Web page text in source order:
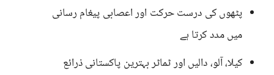
پٹھوں کی درست حرکت اور اعصابی پیغام رسانی
میں مدد کرتا ہے
کیلا، آلو، دالیں اور ٹماٹر بہترین پاکستانی ذرائع